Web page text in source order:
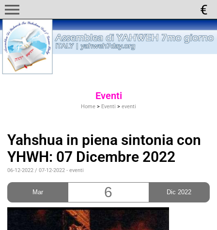
menu
Eventi
Home > Eventi > eventi
Yahshua in piena sintonia con
YHWH: 07 Dicembre 2022
06-12-2022 / 07-12-2022 - eventi
Mar 6 Dic 2022